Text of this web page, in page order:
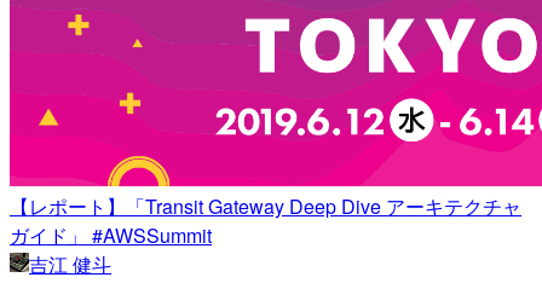
【レポート】「Transit Gateway Deep Dive アーキテクチャ
ガイド」 #AWSSummit
吉江 健斗